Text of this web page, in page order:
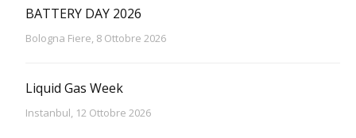
BATTERY DAY 2026
Bologna Fiere, 8 Ottobre 2026
Liquid Gas Week
Instanbul, 12 Ottobre 2026